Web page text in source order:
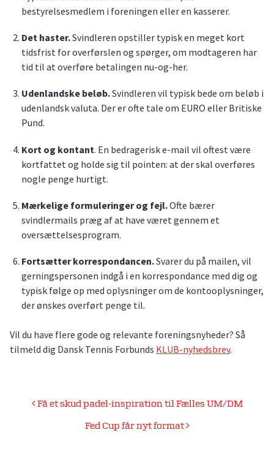
bestyrelsesmedlem i foreningen eller en kasserer.
Det haster.Svindleren opstiller typisk en meget kort
tidsfrist for overførslen og spørger, om modtageren har
tid til at overføre betalingen nu-og-her.
Udenlandske beløb.Svindleren vil typisk bede om beløb i
udenlandsk valuta. Der er ofte tale om EURO eller Britiske
Pund.
Kort og kontant. En bedragerisk e-mail vil oftest være
kortfattet og holde sig til pointen: at der skal overføres
nogle penge hurtigt.
Mærkelige formuleringer og fejl.Ofte bærer
svindlermails præg af at have været gennem et
oversættelsesprogram.
Fortsætter korrespondancen.Svarer du på mailen, vil
gerningspersonen indgå i en korrespondance med dig og
typisk følge op med oplysninger om de kontooplysninger,
der ønskes overført penge til.
Vil du have flere gode og relevante foreningsnyheder? Så
tilmeld dig Dansk Tennis Forbunds KLUB-nyhedsbrev.
Indlægsnavigation
Få et skud padel-inspiration til Fælles UM/DM
Fed Cup får nyt format